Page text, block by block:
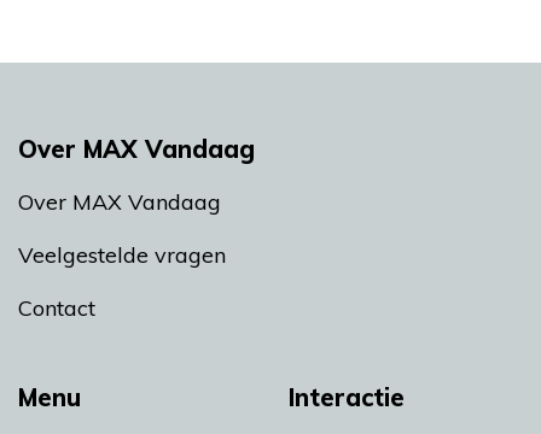
Menu Interactie
Over MAX Vandaag
Over MAX Vandaag
Veelgestelde vragen
Contact